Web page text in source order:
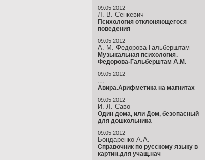
09.05.2012
Л. В. Сенкевич
Психология отклоняющегося
поведения
09.05.2012
А. М. Федорова-Гальберштам
Музыкальная психология.
Федорова-Гальберштам А.М.
09.05.2012
…
Авира.Арифметика на магнитах
09.05.2012
И. Л. Саво
Один дома, или Дом, безопасный
для дошкольника
09.05.2012
Бондаренко А.А.
Справочник по русскому языку в
картин.для учащ.нач